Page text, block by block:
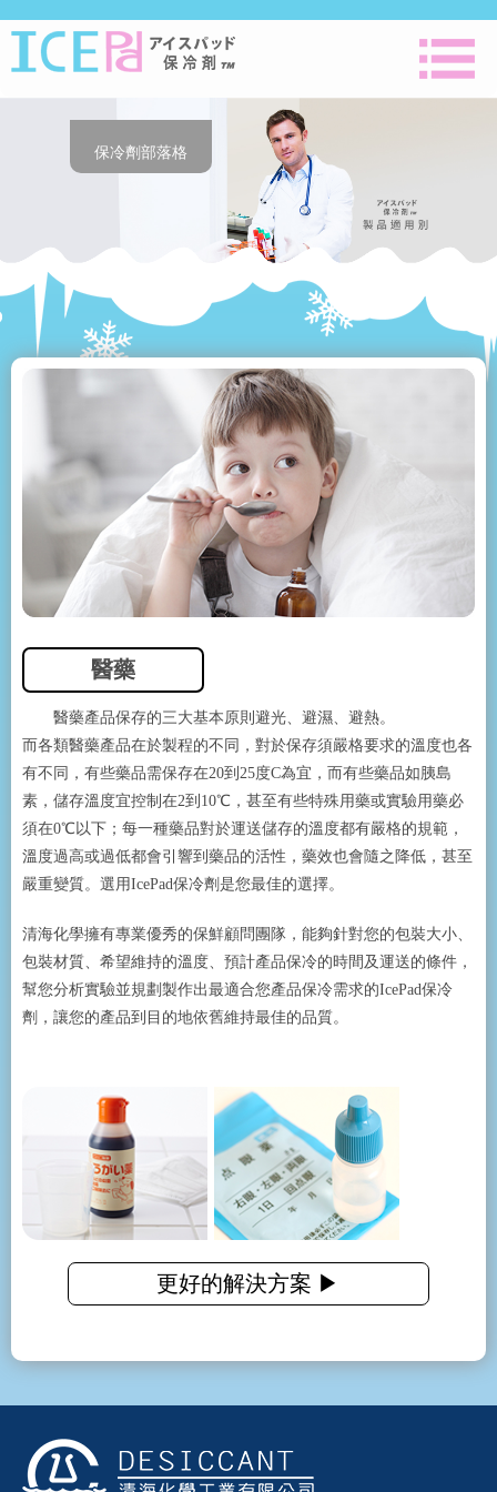
保冷劑部落格
醫藥
醫藥產品保存的三大基本原則避光、避濕、避熱。
而各類醫藥產品在於製程的不同，對於保存須嚴格要求的溫度也各
有不同，有些藥品需保存在20到25度C為宜，而有些藥品如胰島
素，儲存溫度宜控制在2到10℃，甚至有些特殊用藥或實驗用藥必
須在0℃以下；每一種藥品對於運送儲存的溫度都有嚴格的規範，
溫度過高或過低都會引響到藥品的活性，藥效也會隨之降低，甚至
嚴重變質。選用IcePad保冷劑是您最佳的選擇。
清海化學擁有專業優秀的保鮮顧問團隊，能夠針對您的包裝大小、
包裝材質、希望維持的溫度、預計產品保冷的時間及運送的條件，
幫您分析實驗並規劃製作出最適合您產品保冷需求的IcePad保冷
劑，讓您的產品到目的地依舊維持最佳的品質。
更好的解決方案 ▶